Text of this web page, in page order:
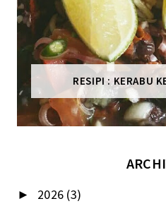
RESIPI : KERABU
► 2026 (3)